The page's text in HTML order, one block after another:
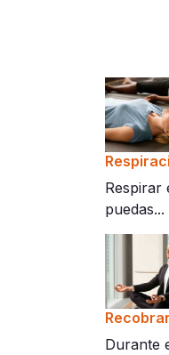
Respirar
puedas...
Durante